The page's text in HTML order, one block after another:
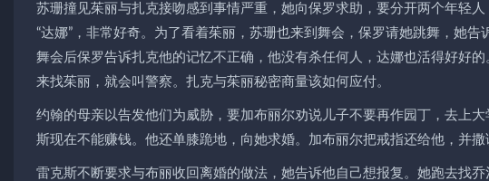
苏珊撞见茱丽与扎克接吻感到事情严重，她向保罗求助，要分开两个年轻
“达娜”，非常好奇。为了看着茱丽，苏珊也来到舞会，保罗请她跳舞，她
舞会后保罗告诉扎克他的记忆不正确，他没有杀任何人，达娜也活得好好
来找茱丽，就会叫警察。扎克与茱丽秘密商量该如何应付。
约翰的母亲以告发他们为威胁，要加布丽尔劝说儿子不要再作园丁，去上
斯现在不能赚钱。他还单膝跪地，向她求婚。加布丽尔把戒指还给他，并
雷克斯不断要求与布丽收回离婚的做法，她告诉他自己想报复。她跑去找